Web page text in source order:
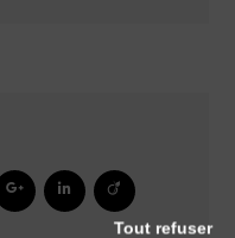
Tout refuser